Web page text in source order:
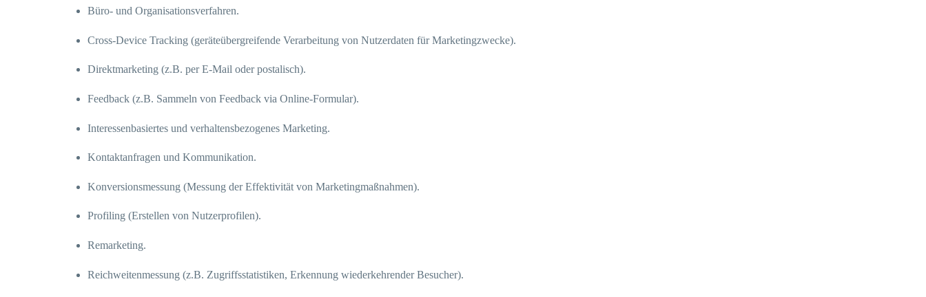
Büro- und Organisationsverfahren.
Cross-Device Tracking (geräteübergreifende Verarbeitung von Nutzerdaten für Marketingzwecke).
Direktmarketing (z.B. per E-Mail oder postalisch).
Feedback (z.B. Sammeln von Feedback via Online-Formular).
Interessenbasiertes und verhaltensbezogenes Marketing.
Kontaktanfragen und Kommunikation.
Konversionsmessung (Messung der Effektivität von Marketingmaßnahmen).
Profiling (Erstellen von Nutzerprofilen).
Remarketing.
Reichweitenmessung (z.B. Zugriffsstatistiken, Erkennung wiederkehrender Besucher).